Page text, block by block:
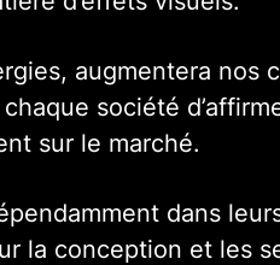
augmentera nos
société
sur le marché.
dans
la conception et les